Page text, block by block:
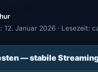
12. Januar 2026 · Lesezeit:
— stabile